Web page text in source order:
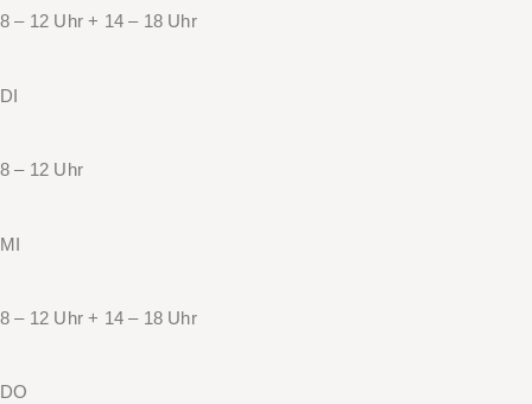
8 – 12 Uhr + 14 – 18 Uhr
DI
8 – 12 Uhr
MI
8 – 12 Uhr + 14 – 18 Uhr
DO